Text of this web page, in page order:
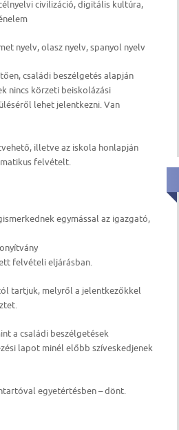
civilizáció, digitális kultúra,
nyelv, olasz nyelv, spanyol nyelv
családi beszélgetés alapján
nincs körzeti beiskolázási
lehet jelentkezni. Van
illetve az iskola honlapján
felvételt.
egymással az igazgató,
felvételi eljárásban
tartjuk, melyről a jelentkezőkkel
a családi beszélgetések
lapot minél előbb szíveskedjenek
egyetértésben – dönt.